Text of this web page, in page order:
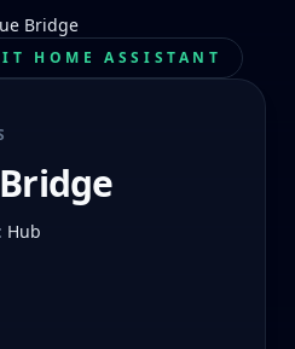
Bridge
HOME ASSISTANT
: Hub